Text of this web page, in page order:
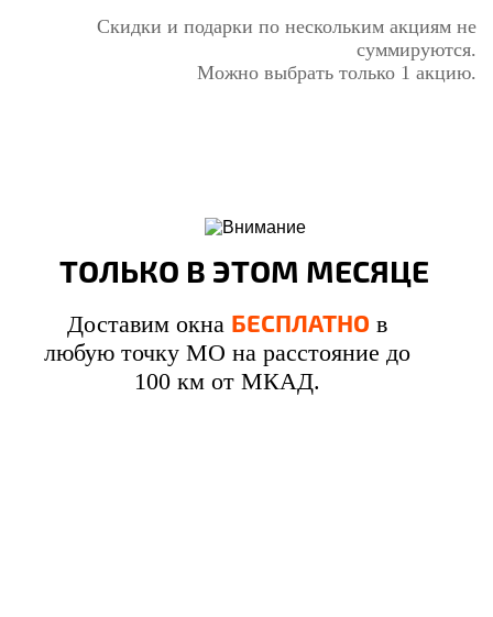
Скидки и подарки по нескольким акциям не
суммируются.
Можно выбрать только 1 акцию.
ТОЛЬКО В ЭТОМ МЕСЯЦЕ
Доставим окна БЕСПЛАТНО в
любую точку МО на расстояние до
100 км от МКАД.